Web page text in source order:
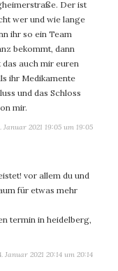
Der ist
wer und wie lange
ihr so ein Team
bekommt, dann
auch mir euren
ihr Medikamente
und das Schloss
mir.
Januar 2021 19:05 um 19:05
vor allem du und
für etwas mehr
termin in heidelberg,
Januar 2021 20:14 um 20:14